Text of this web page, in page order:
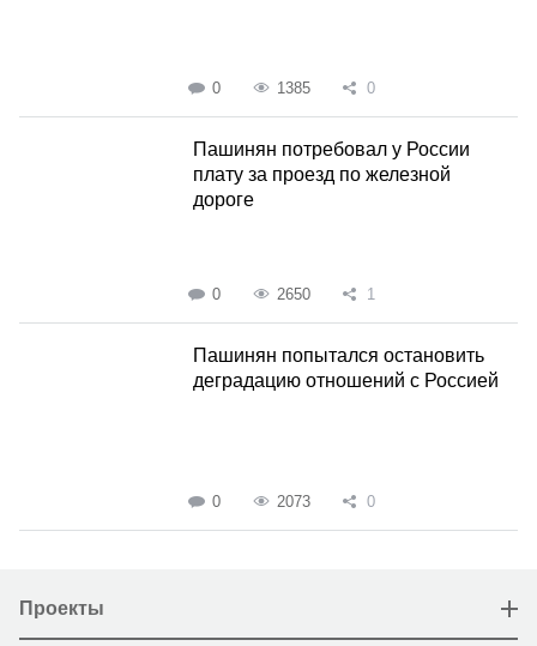
0 1385 0
Пашинян потребовал у России
плату за проезд по железной
дороге
0 2650 1
Пашинян попытался остановить
деградацию отношений с Россией
0 2073 0
Проекты